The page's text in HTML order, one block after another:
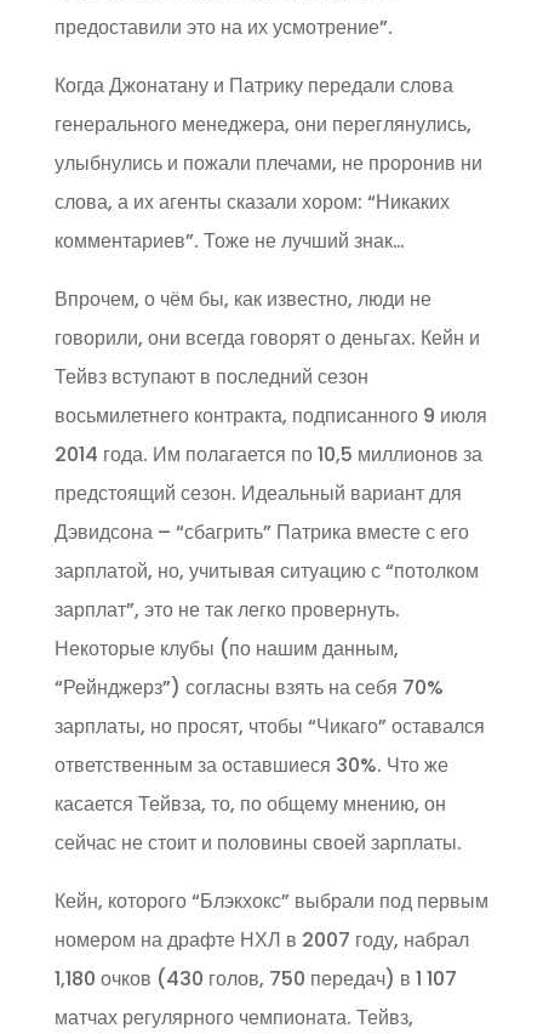
предоставили это на их усмотрение”.
Когда Джонатану и Патрику передали слова
генерального менеджера, они переглянулись,
улыбнулись и пожали плечами, не проронив ни
слова, а их агенты сказали хором: “Никаких
комментариев”. Тоже не лучший знак…
Впрочем, о чём бы, как известно, люди не
говорили, они всегда говорят о деньгах. Кейн и
Тейвз вступают в последний сезон
восьмилетнего контракта, подписанного 9 июля
2014 года. Им полагается по 10,5 миллионов за
предстоящий сезон. Идеальный вариант для
Дэвидсона – “сбагрить” Патрика вместе с его
зарплатой, но, учитывая ситуацию с “потолком
зарплат”, это не так легко провернуть.
Некоторые клубы (по нашим данным,
“Рейнджерз”) согласны взять на себя 70%
зарплаты, но просят, чтобы “Чикаго” оставался
ответственным за оставшиеся 30%. Что же
касается Тейвза, то, по общему мнению, он
сейчас не стоит и половины своей зарплаты.
Кейн, которого “Блэкхокс” выбрали под первым
номером на драфте НХЛ в 2007 году, набрал
1,180 очков (430 голов, 750 передач) в 1 107
матчах регулярного чемпионата. Тейвз,